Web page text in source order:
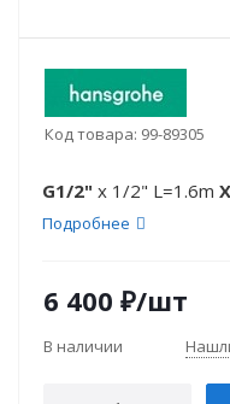
Код товара: 99-89305
G1/2" x 1/2" L=1.6m
Подробнее
6 400 ₽/шт
В наличии